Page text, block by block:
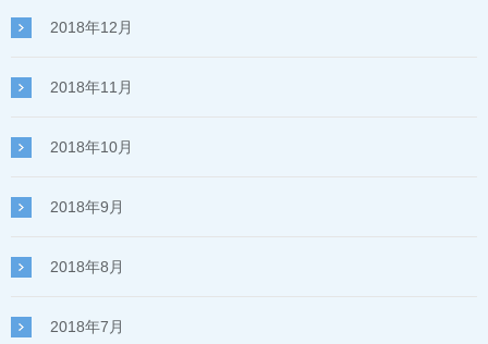
2018年12月
2018年11月
2018年10月
2018年9月
2018年8月
2018年7月